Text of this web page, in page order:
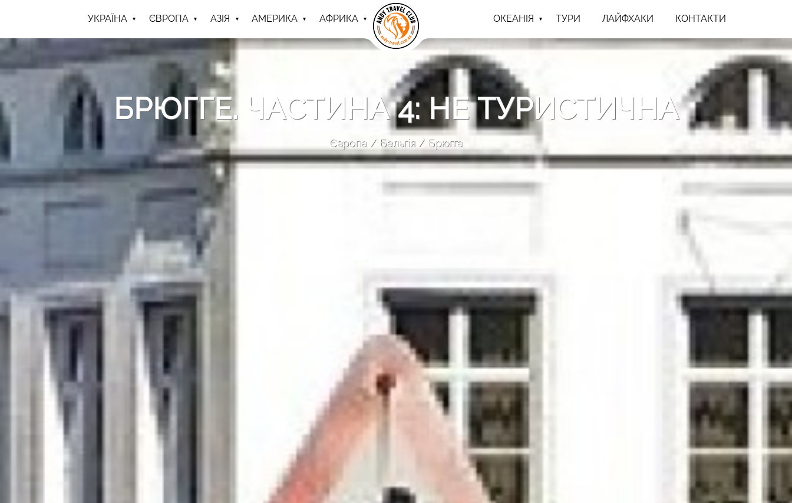
УКРАЇНА ЄВРОПА АЗІЯ АМЕРИКА АФРИКА ОКЕАНІЯ ТУРИ ЛАЙФХАКИ КОНТАКТИ
БРЮГГЕ. ЧАСТИНА 4: НЕ ТУРИСТИЧНА
Європа Бельгія Брюгге